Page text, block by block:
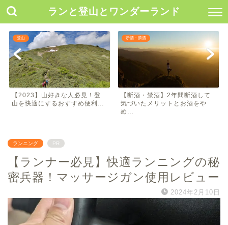
ランと登山とワンダーランド
登山
【2023】山好きな人必見！登
山を快適にするおすすめ便利...
断酒・禁酒
【断酒・禁酒】2年間断酒して
気づいたメリットとお酒をや
め...
ランニング PR
【ランナー必見】快適ランニングの秘
密兵器！マッサージガン使用レビュー
2024年2月10日